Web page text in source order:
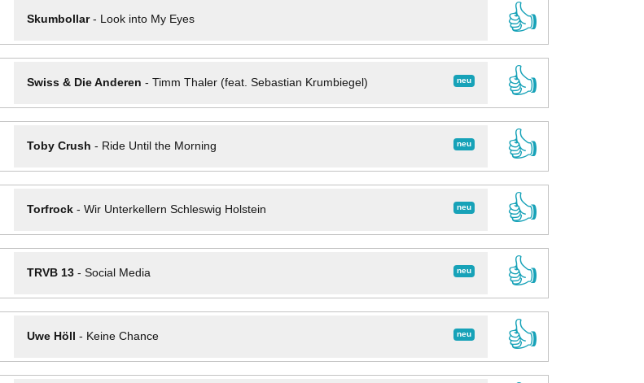
Skumbollar- Look into My Eyes
👍
neu
Swiss & Die Anderen - Timm Thaler (feat. Sebastian Krumbiegel)
👍
neu
Toby Crush - Ride Until the Morning
👍
neu
Torfrock- Wir Unterkellern Schleswig Holstein
👍
neu
TRVB 13- Social Media
👍
neu
Uwe Höll - Keine Chance
👍